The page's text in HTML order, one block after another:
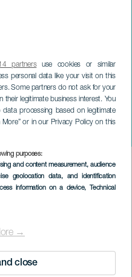
partnersuse cookies or similar
personal data like your visit on this
Some partners do not ask for your
legitimate business interest. You
processing based on legitimate
or in our Privacy Policy on this
purposes:
and content measurement, audience
geolocation data, and identification
information on a device, Technical
→
close